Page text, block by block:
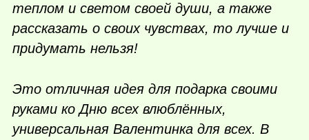
теплом и светом своей души, а также
рассказать о своих чувствах, то лучше и
придумать нельзя!
Это отличная идея для подарка своими
руками ко Дню всех влюблённых,
универсальная Валентинка для всех. В